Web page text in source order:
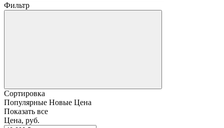
Фильтр
Сортировка
Популярные Новые Цена
Показать все
Цена, руб.